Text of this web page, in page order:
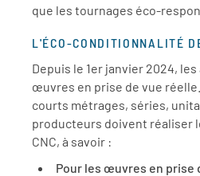
que les tournages éco-
L'ÉCO-CONDITIONNALITÉ
Depuis le 1er janvier 2024,
œuvres en prise de vue
courts métrages, séries,
producteurs doivent réaliser
CNC, à savoir :
Pour les œuvres en prise